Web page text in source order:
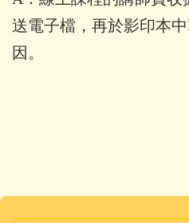
送電子檔，再於影印本
因。